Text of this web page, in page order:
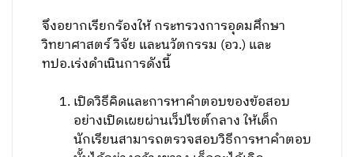
จึงอยากเรียกร้องให้ กระทรวงการอุดมศึกษา
วิทยาศาสตร์ วิจัย และนวัตกรรม (อว.) และ
ทปอ.เร่งดำเนินการดังนี้
เปิดวิธีคิดและการหาคำตอบของข้อสอบ
อย่างเปิดเผยผ่านเว็ปไซต์กลาง ให้เด็ก
นักเรียนสามารถตรวจสอบวิธีการหาคำตอบ